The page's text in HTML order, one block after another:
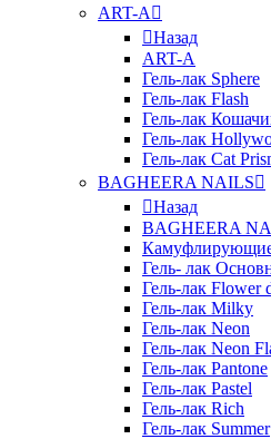
ART-A
Назад
ART-A
Гель-лак Sphere
Гель-лак Flash
Гель-лак
Гель-лак
Гель-лак Cat
BAGHEERA NAILS
Назад
BAGHEERA
Гель- лак
Гель-лак Flower
Гель-лак Milky
Гель-лак Neon
Гель-лак Neon
Гель-лак Pantone
Гель-лак Pastel
Гель-лак Rich
Гель-лак Summer